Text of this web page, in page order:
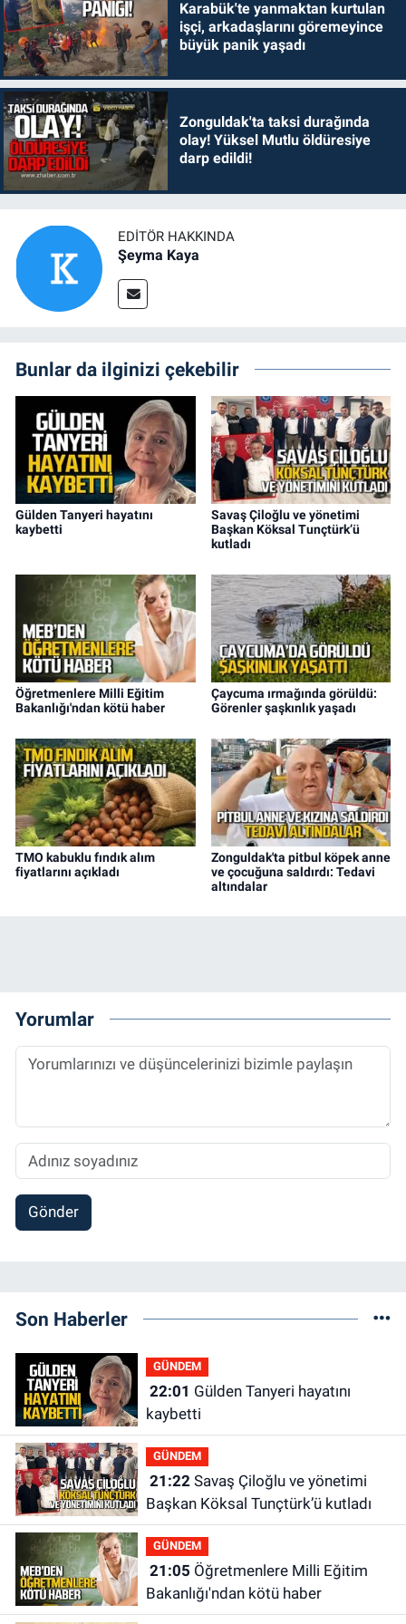
Karabük'te yanmaktan kurtulan
işçi, arkadaşlarını göremeyince
büyük panik yaşadı
Zonguldak'ta taksi durağında
olay! Yüksel Mutlu öldüresiye
darp edildi!
EDITÖR HAKKINDA
Şeyma Kaya
Bunlar da ilginizi çekebilir
Gülden Tanyeri hayatını
kaybetti
Savaş Çiloğlu ve yönetimi
Başkan Köksal Tunçtürk’ü
kutladı
Öğretmenlere Milli Eğitim
Bakanlığı'ndan kötü haber
Çaycuma ırmağında görüldü:
Görenler şaşkınlık yaşadı
TMO kabuklu fındık alım
fiyatlarını açıkladı
Zonguldak'ta pitbul köpek anne
ve çocuğuna saldırdı: Tedavi
altındalar
Yorumlar
Gönder
Son Haberler
GÜNDEM
22:01
kaybetti
GÜNDEM
21:22Savaş Çiloğlu ve yönetimi
Başkan Köksal Tunçtürk’ü kutladı
GÜNDEM
21:05
Bakanlığı'ndan kötü haber